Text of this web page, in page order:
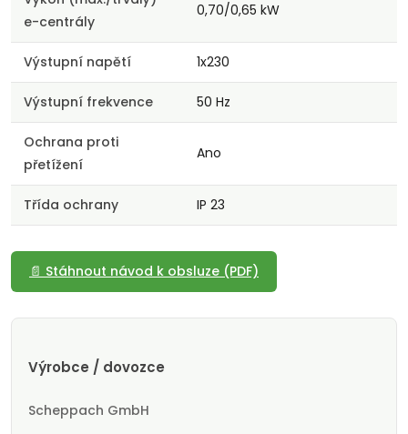
e-centrály
0,70/0,65 kW
Výstupní napětí 1x230
Výstupní frekvence 50 Hz
Ochrana proti
přetížení
Ano
Třída ochrany IP 23
📄 Stáhnout návod k obsluze (PDF)
Výrobce / dovozce
Scheppach GmbH